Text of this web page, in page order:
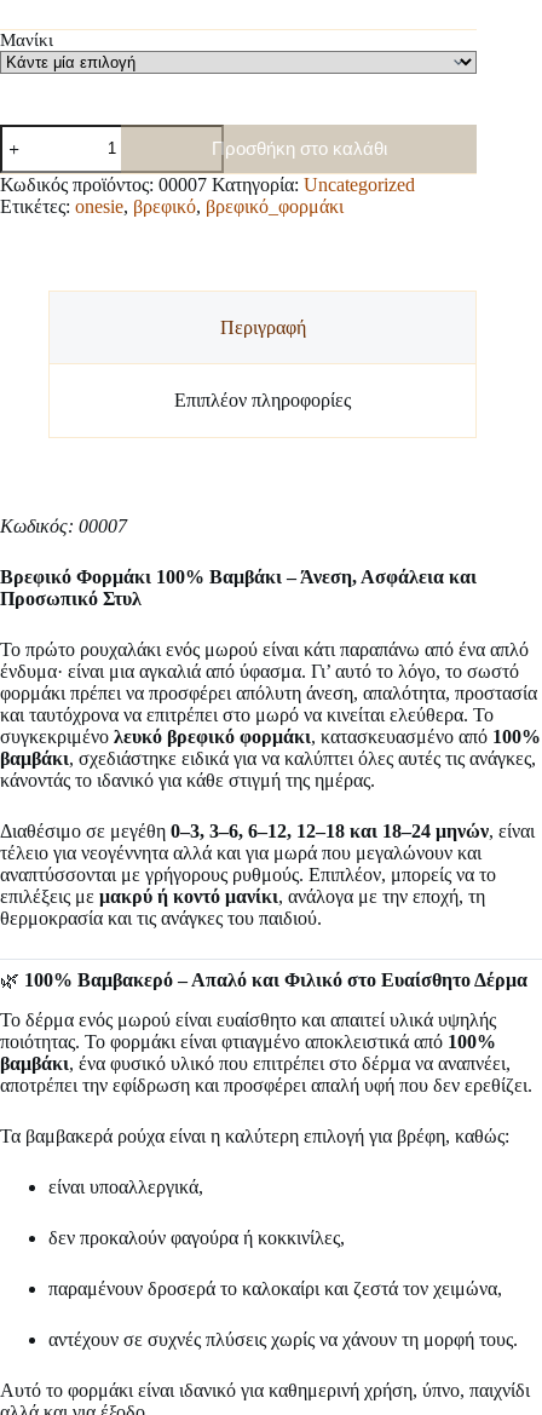
Μανίκι
Βρεφικό
φορμάκι
ποσότητα
Προσθήκη στο καλάθι
Κωδικός προϊόντος: 00007 Κατηγορία: Uncategorized
Ετικέτες: onesie, βρεφικό, βρεφικό_φορμάκι
Περιγραφή
Επιπλέον πληροφορίες
Κωδικός: 00007
Βρεφικό Φορμάκι 100% Βαμβάκι – Άνεση, Ασφάλεια και
Προσωπικό Στυλ
Το πρώτο ρουχαλάκι ενός μωρού είναι κάτι παραπάνω από ένα απλό
ένδυμα· είναι μια αγκαλιά από ύφασμα. Γι’ αυτό το λόγο, το σωστό
φορμάκι πρέπει να προσφέρει απόλυτη άνεση, απαλότητα, προστασία
και ταυτόχρονα να επιτρέπει στο μωρό να κινείται ελεύθερα. Το
συγκεκριμένο λευκό βρεφικό φορμάκι, κατασκευασμένο από 100%
βαμβάκι, σχεδιάστηκε ειδικά για να καλύπτει όλες αυτές τις ανάγκες,
κάνοντάς το ιδανικό για κάθε στιγμή της ημέρας.
Διαθέσιμο σε μεγέθη 0–3, 3–6, 6–12, 12–18 και 18–24 μηνών, είναι
τέλειο για νεογέννητα αλλά και για μωρά που μεγαλώνουν και
αναπτύσσονται με γρήγορους ρυθμούς. Επιπλέον, μπορείς να το
επιλέξεις με μακρύ ή κοντό μανίκι, ανάλογα με την εποχή, τη
θερμοκρασία και τις ανάγκες του παιδιού.
🌿 100% Βαμβακερό – Απαλό και Φιλικό στο Ευαίσθητο Δέρμα
Το δέρμα ενός μωρού είναι ευαίσθητο και απαιτεί υλικά υψηλής
ποιότητας. Το φορμάκι είναι φτιαγμένο αποκλειστικά από 100%
βαμβάκι, ένα φυσικό υλικό που επιτρέπει στο δέρμα να αναπνέει,
αποτρέπει την εφίδρωση και προσφέρει απαλή υφή που δεν ερεθίζει.
Τα βαμβακερά ρούχα είναι η καλύτερη επιλογή για βρέφη, καθώς:
είναι υποαλλεργικά,
δεν προκαλούν φαγούρα ή κοκκινίλες,
παραμένουν δροσερά το καλοκαίρι και ζεστά τον χειμώνα,
αντέχουν σε συχνές πλύσεις χωρίς να χάνουν τη μορφή τους.
Αυτό το φορμάκι είναι ιδανικό για καθημερινή χρήση, ύπνο, παιχνίδι